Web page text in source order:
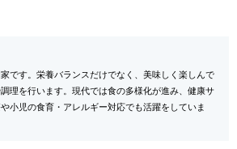
です。栄養バランスだけでなく、美味しく楽しんで
理を行います。現代では食の多様化が進み、健康サ
小児の食育・アレルギー対応でも活躍をしていま